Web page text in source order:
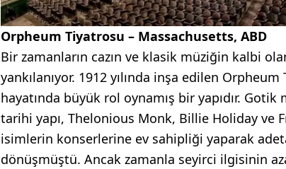
Orpheum Tiyatrosu – Massachusetts, ABD
Bir zamanların cazın ve klasik müziğin kalbi
yankılanıyor. 1912 yılında inşa edilen
hayatında büyük rol oynamış bir yapıdır.
tarihi yapı, Thelonious Monk, Billie Holiday ve
isimlerin konserlerine ev sahipliği yaparak
dönüşmüştü. Ancak zamanla seyirci ilgisinin